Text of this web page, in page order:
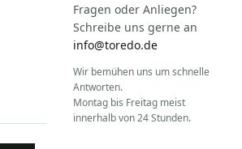
Fragen oder Anliegen?
Schreibe uns gerne an
info@toredo.de
Wir bemühen uns um schnelle
Antworten.
Montag bis Freitag meist
innerhalb von 24 Stunden.